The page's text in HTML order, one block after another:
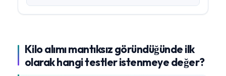
Kilo alımı mantıksız göründüğünde ilk
olarak hangi testler istenmeye değer?